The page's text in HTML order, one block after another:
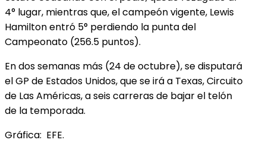
4° lugar, mientras que, el campeón vigente, Lewis
Hamilton entró 5° perdiendo la punta del
Campeonato (256.5 puntos).
En dos semanas más (24 de octubre), se disputará
el GP de Estados Unidos, que se irá a Texas, Circuito
de Las Américas, a seis carreras de bajar el telón
de la temporada.
Gráfica: EFE.